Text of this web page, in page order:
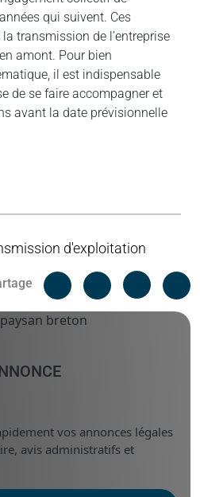
qui suivent. Ces
transmission de l’entreprise
amont. Pour bien
il est indispensable
de se faire accompagner et
avant la date prévisionnelle
d'exploitation
Facebook
Linked
vos annonces légales
avis administratifs et